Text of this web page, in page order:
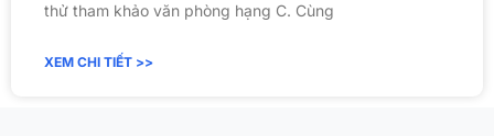
thử tham khảo văn phòng hạng C. Cùng
XEM CHI TIẾT >>